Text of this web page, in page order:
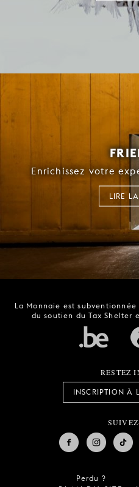
Enrichissez votre
LIRE
La Monnaie est
du soutien du Tax Shelter
RESTEZ
INSCRIPTION À
Perdu ?